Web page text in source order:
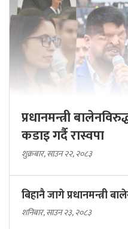
प्रधानमन्त्री
कडाइ गर्दै रास्वपा
शुक्रबार, साउन २२, २०८३
बिहानै जागे प्रधानमन्त्री
शनिबार, साउन २३, २०८३